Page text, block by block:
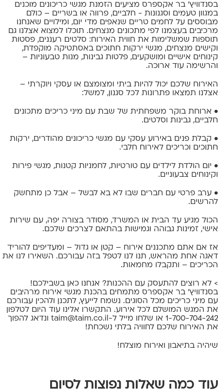
בסנדוויץ' בר אקספרס מציעים הזמנת מגשי כריכונים מוכנים
במגוון טעמים וסגנונות - חלביים, פרווה או בשריים – כולם
מבוססים על לחמים טריים שנאפים מדי יום, ומילויים שאנחנו
מרכיבים בעצמנו לפי מתכונים מנצחים. תוכלו למצוא אצלנו גם
תוספות שמשלימות את חווית האירוח: סלטים רעננים, פסטות
וקישים מנצחים, מגשי ירקות חתוכים באסתטיקה מוקפדת,
קינוחים אישיים ומושקעים, פלטות גבינות, מנות טבעוניות –
והרשימה עוד ארוכה.
האירוח שלכם יכול להיות ביתי ומצומצם או עסקי ויוקרתי –
אצלנו תמצאו פתרונות לכל סגנון, למשל:
• ארוחת בוקר משפחתית של שבת עם מיני כריכים מתכונים
חלביים, גבינות וסלטים.
• קבלת פנים באירוע עסקי עם מגשי כריכונים מהודרים, ירקות
חתוכים וכריכים לאירוח חלבי.
• יום הולדת לילדים עם טורטיות, לחמניות קטנות, מגשי פירות
וקינוחים צבעוניים.
• ערב פרטי עם חברים שבו לא בא לבשל – אבל כן מתחשק
להרשים.
הכול מגיע עד הבית או המשרד, מסודר בצורה יפה, עם שירות
אישי, זמינות גבוהה וגמישות בהתאם לצרכים שלכם.
אז אם אתם מתכננים אירוח – קטן או גדול – ומעדיפים להוריד
דאגה אחת מהראש, תנו לנו לטפל בזה עבורכם. השאירו לנו את
הכריכים – ותקבלו מחמאות.
> לא רוצים להתעסק עם ההכנות? אנחנו כאן בשבילכם!
בסנדוויץ' בר אקספרס מתמחים בהכנת מגשי אירוח מרהיבים
עם מיני כריכים מכל הסוגים. נשמח לייעץ, לתכנן ולהכין עבורכם
את המגש המושלם לכל אירוע. התקשרו אלינו עוד היום לטלפון
1-700-704-242 או שלחו מייל ל-
taim@taim.co.il ונדאג להפוך
את האירוח שלכם לחוויה בלתי נשכחת!
שיהיה בתיאבון ואירוח מוצלח!
עוד כמה שאלות נפוצות לסיום